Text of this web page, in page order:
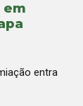
em
entra